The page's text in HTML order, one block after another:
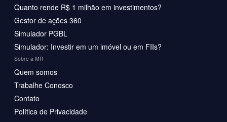
Quanto rende R$ 1 milhão em investimentos?
Gestor de ações 360
Simulador PGBL
Simulador: Investir em um imóvel ou em FIIs?
Sobre a MR
Quem somos
Trabalhe Conosco
Contato
Política de Privacidade